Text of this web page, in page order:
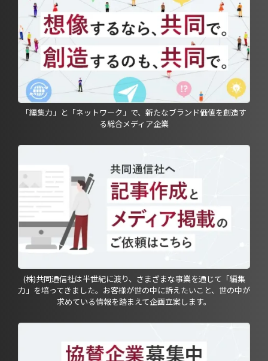
「編集力」と「ネットワーク」で、新たなブランド価値を創造す
る総合メディア企業
(株)共同通信社は半世紀に渡り、さまざまな事業を通じて「編集
力」を培ってきました。お客様が世の中に訴えたいこと、世の中が
求めている情報を踏まえて企画立案します。